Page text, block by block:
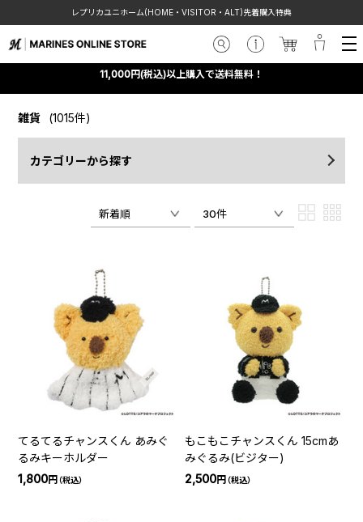
レプリカユニホーム(HOME・VISITOR・ALT)先着購入特典
11,000円(税込)以上購入で送料無料！
雑貨 (1015件)
カテゴリーから探す
新着順 30件
てるてるチャンスくん あみぐ
るみキーホルダー
1,800円（税込）
もこもこチャンスくん 15cmあ
みぐるみ(ビジター)
2,500円（税込）